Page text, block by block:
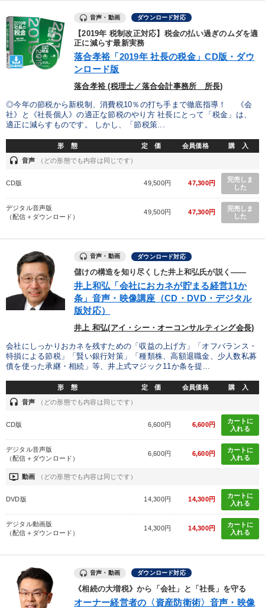
音声・動画 ダウンロード対応
【2019年 税制改正対応】税金の払い過ぎのムダを適
正に減らす最新実務
落合孝裕「2019年 社長の税金」CD版・ダウ
ンロード版
落合孝裕 (税理士／落合会計事務所 所長)
◎今年の節税から新税制、消費税10％の打ち手まで徹底指導！ 《会
社》と《社長個人》の適正な節税のやり方 社長にとって「税金」は、
適正に減らすものです。 しかし、「節税策...
形 態 定 価 会員価格 購 入
headset 音声 （どの形態でも内容は同じです）
CD版 49,500円 47,300円
完売しま
した
デジタル音声版
（配信＋ダウンロード）
49,500円 47,300円
完売しま
した
音声・動画 ダウンロード対応
儲けの構造を知り尽くした井上和弘氏が説く――
井上和弘「会社におカネが貯まる経営11か
条」音声・映像講座（CD・DVD・デジタル
版対応）
井上 和弘(アイ・シー・オーコンサルティング会長)
会社にしっかりおカネを残すための「収益の上げ方」「オフバランス・
特損による節税」「賢い銀行対策」「種類株、高額退職金、少人数私募
債を使った承継・相続」等、井上式マジック11か条を提...
形 態 定 価 会員価格 購 入
headset 音声 （どの形態でも内容は同じです）
CD版 6,600円 6,600円
カートに
入れる
デジタル音声版
（配信＋ダウンロード）
6,600円 6,600円
カートに
入れる
ondemand_video 動画 （どの形態でも内容は同じです）
DVD版 14,300円 14,300円
カートに
入れる
デジタル動画版
（配信＋ダウンロード）
14,300円 14,300円
カートに
入れる
音声・動画 ダウンロード対応
《相続の大増税》から「会社」と「社長」を守る
オーナー経営者の〈資産防衛術〉音声・映像